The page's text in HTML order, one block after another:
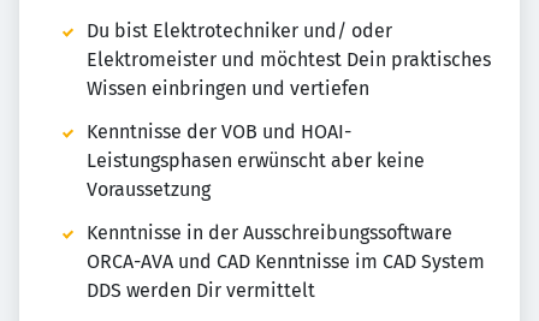
Du bist Elektrotechniker und/ oder
Elektromeister und möchtest Dein praktisches
Wissen einbringen und vertiefen
Kenntnisse der VOB und HOAI-
Leistungsphasen erwünscht aber keine
Voraussetzung
Kenntnisse in der Ausschreibungssoftware
ORCA-AVA und CAD Kenntnisse im CAD System
DDS werden Dir vermittelt